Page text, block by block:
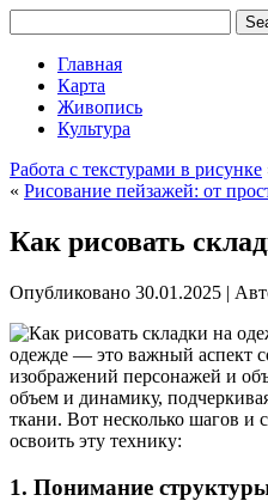
Главная
Карта
Живопись
Культура
Работа с текстурами в рисунке
« Рисование пейзажей: от
Как рисовать
Опубликовано 30.01.2025 |
одежде — это важный аспект
изображений персонажей и
объем и динамику,
ткани. Вот несколько шагов и
освоить эту технику:
1. Понимание